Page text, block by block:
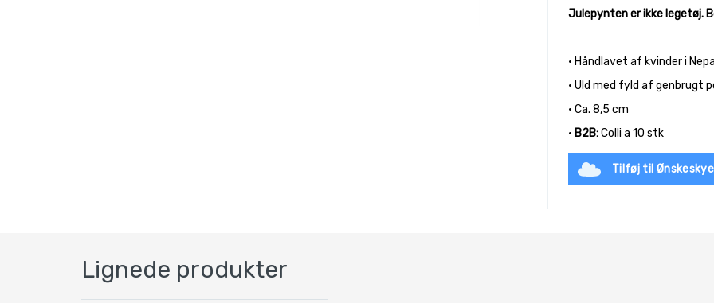
Julepynten er ikke legetøj.
• Håndlavet af kvinder i
• Uld med fyld af genbrugt
• Ca. 8,5 cm
• B2B:Colli a 10 stk
Tilføj til
Lignede produkter